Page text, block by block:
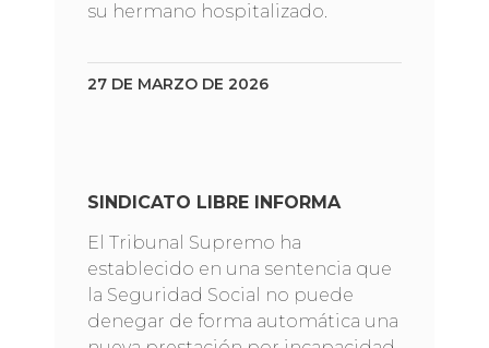
su hermano hospitalizado.
27 DE MARZO DE 2026
SINDICATO LIBRE INFORMA
El Tribunal Supremo ha
establecido en una sentencia que
la Seguridad Social no puede
denegar de forma automática una